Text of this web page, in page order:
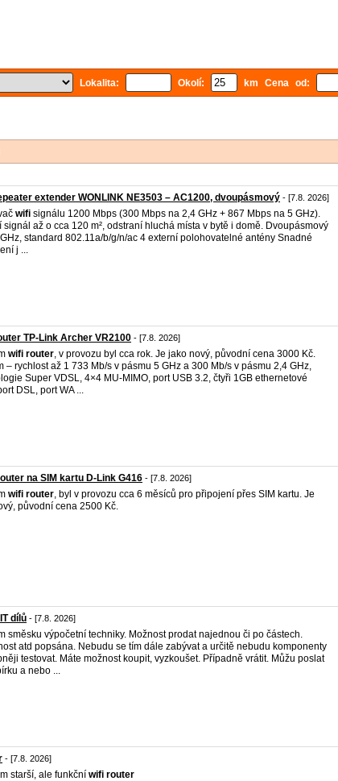
Lokalita: Okolí: km Cena od:
extender WONLINK NE3503 – AC1200, dvoupásmový - [7.8. 2026]
wifi signálu 1200 Mbps (300 Mbps na 2,4 GHz + 867 Mbps na 5 GHz).
signál až o cca 120 m², odstraní hluchá místa v bytě i domě. Dvoupásmový
standard 802.11a/b/g/n/ac 4 externí polohovatelné antény Snadné
j ...
TP-Link Archer VR2100 - [7.8. 2026]
wifi router, v provozu byl cca rok. Je jako nový, původní cena 3000 Kč.
– rychlost až 1 733 Mb/s v pásmu 5 GHz a 300 Mb/s v pásmu 2,4 GHz,
Super VDSL, 4×4 MU-MIMO, port USB 3.2, čtyři 1GB ethernetové
DSL, port WA ...
na SIM kartu D-Link G416 - [7.8. 2026]
wifi router, byl v provozu cca 6 měsíců pro připojení přes SIM kartu. Je
původní cena 2500 Kč.
dílů - [7.8. 2026]
směsku výpočetní techniky. Možnost prodat najednou či po částech.
atd popsána. Nebudu se tím dále zabývat a určitě nebudu komponenty
testovat. Máte možnost koupit, vyzkoušet. Případně vrátit. Můžu poslat
a nebo ...
- [7.8. 2026]
starší, ale funkční wifi router